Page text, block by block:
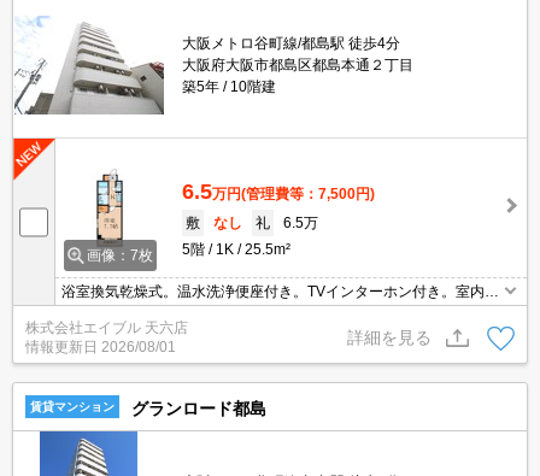
大阪メトロ谷町線/都島駅 徒歩4分
大阪府大阪市都島区都島本通２丁目
築5年
10階建
画像：7枚
6.5万円(管理費等：7,500円)
敷
なし 礼
6.5万
5階
1K 25.5m²
浴室換気乾燥式。温水洗浄便座付き。TVインターホン付き。室内洗
濯機置場。インターネット無料。オートロック。宅配ボックスあ
り。駐輪場無料。24時間ゴミ出し可。
株式会社エイブル 天六店
情報更新日 2026/08/01
詳細を見る
賃貸マンション グランロード都島